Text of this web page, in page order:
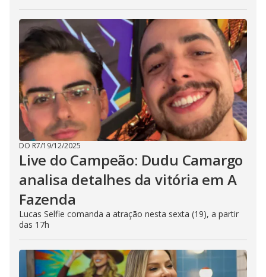
DO R7/19/12/2025
Live do Campeão: Dudu Camargo
analisa detalhes da vitória em A
Fazenda
Lucas Selfie comanda a atração nesta sexta (19), a partir
das 17h